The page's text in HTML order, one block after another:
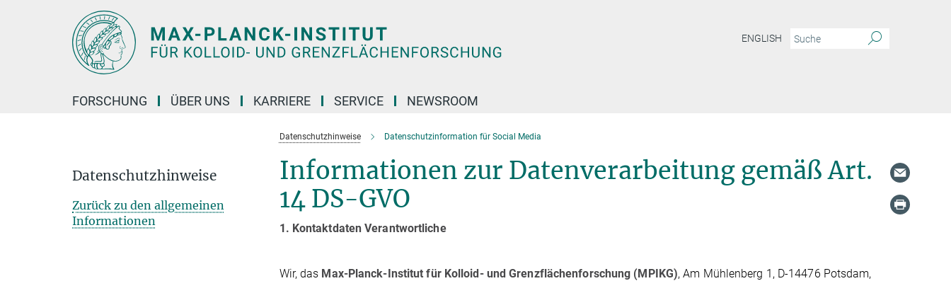
ENGLISH
FORSCHUNG ÜBER UNS KARRIERE SERVICE NEWSROOM
Datenschutzhinweise Datenschutzinformation für Social Media
Informationen zur Datenverarbeitung gemäß Art.
14 DS-GVO
1. Kontaktdaten Verantwortliche
Wir, das Max-Planck-Institut für Kolloid- und Grenzflächenforschung (MPIKG), Am Mühlenberg 1, D-14476 Potsdam,
Datenschutzhinweise
Zurück zu den allgemeinen
Informationen